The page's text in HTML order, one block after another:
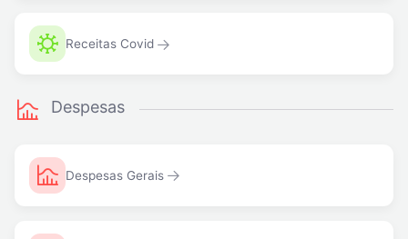
Receitas Covid
Despesas
Despesas Gerais